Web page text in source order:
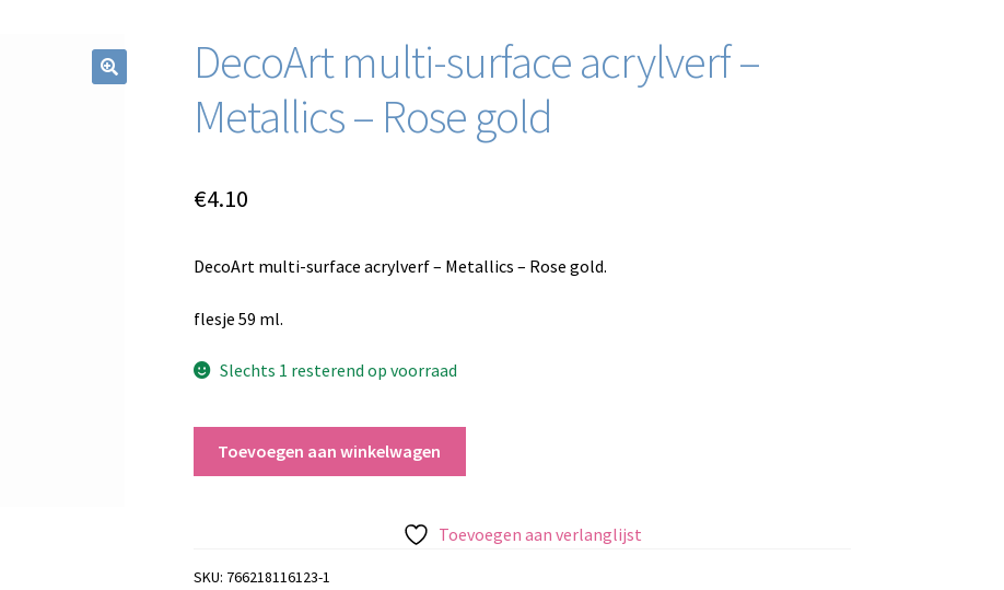
DecoArt multi-surface acrylverf –
Metallics – Rose gold
€4.10
DecoArt multi-surface acrylverf – Metallics – Rose gold.
flesje 59 ml.
Slechts 1 resterend op voorraad
Metallics
Toevoegen aan winkelwagen
Toevoegen aan verlanglijst
SKU: 766218116123-1